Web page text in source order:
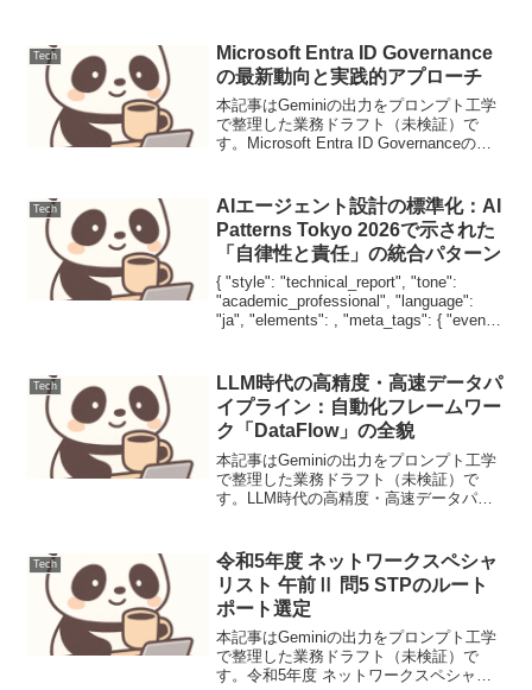
成【要点サマリ】GPT-5...
Tech
Microsoft Entra ID Governance
の最新動向と実践的アプローチ
本記事はGeminiの出力をプロンプト工学
で整理した業務ドラフト（未検証）で
す。Microsoft Entra ID Governanceの最
Tech
AIエージェント設計の標準化：AI
Patterns Tokyo 2026で示された
「自律性と責任」の統合パターン
{ "style": "technical_report", "tone":
"academic_professional", "language":
"ja", "elements": , "meta_tags": { "event":
Tech
LLM時代の高精度・高速データパ
イプライン：自動化フレームワー
ク「DataFlow」の全貌
本記事はGeminiの出力をプロンプト工学
で整理した業務ドラフト（未検証）で
す。LLM時代の高精度・高速データパイ
の性能を決定づけるデータ準備を宣言的
プログラムとし...
Tech
令和5年度 ネットワークスペシャ
リスト 午前Ⅱ 問5 STPのルート
ポート選定
本記事はGeminiの出力をプロンプト工学
で整理した業務ドラフト（未検証）で
す。令和5年度 ネットワークスペシャリ